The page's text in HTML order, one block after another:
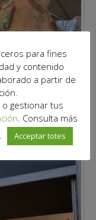
para fines
y contenido
a partir de
gestionar tus
. Consulta más
. Acceptar totes